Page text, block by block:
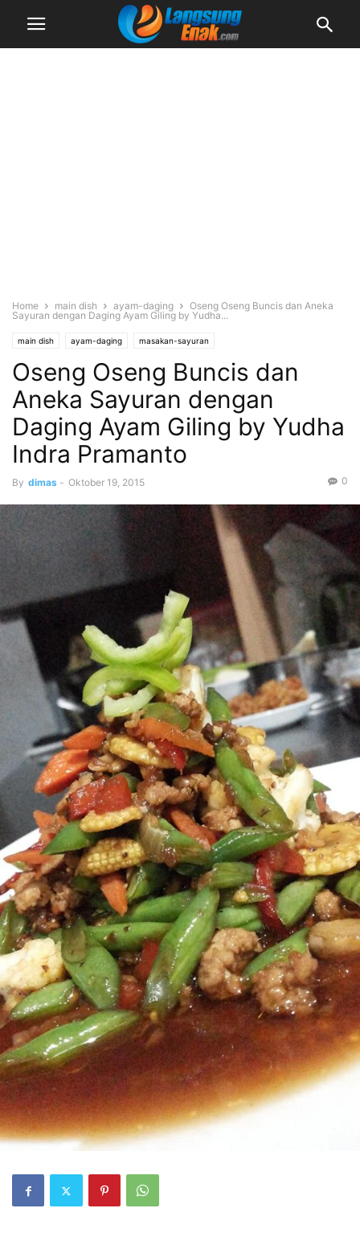
Home main dish ayam-daging
Oseng Oseng Buncis dan Aneka
Sayuran dengan Daging Ayam Giling by Yudha...
main dish ayam-daging masakan-sayuran
Oseng Oseng Buncis dan
Aneka Sayuran dengan
Daging Ayam Giling by Yudha
Indra Pramanto
By dimas - Oktober 19, 2015 0